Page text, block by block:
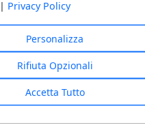
| Privacy Policy
Personalizza
Rifiuta Opzionali
Accetta Tutto